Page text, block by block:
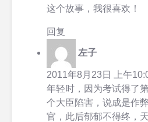
这个故事，我很喜欢！
回复
左子
2011年8月23日 上午
年轻时，因为考试得了
个大臣陷害，说成是作
官，此后郁郁不得终，